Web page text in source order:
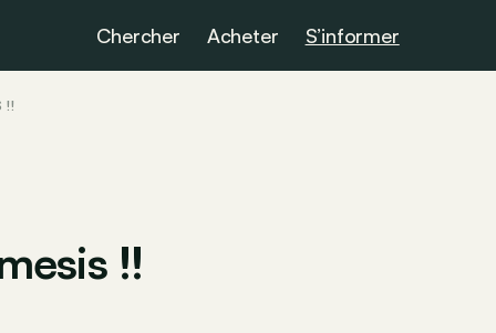
Chercher Acheter S’informer
!!
!!